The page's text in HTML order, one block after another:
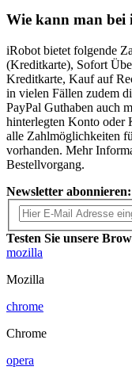
Wie kann man bei
iRobot bietet folgende
(Kreditkarte), Sofort
Kreditkarte, Kauf auf
in vielen Fällen zudem
PayPal Guthaben auch
hinterlegten Konto oder
alle Zahlmöglichkeiten
vorhanden. Mehr
Bestellvorgang.
Newsletter abonnieren:
Testen Sie unsere
mozilla
Mozilla
chrome
Chrome
opera